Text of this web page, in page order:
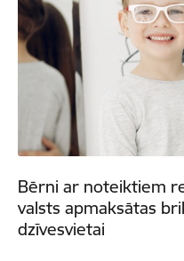
Bērni ar noteiktiem
valsts apmaksātas
dzīvesvietai